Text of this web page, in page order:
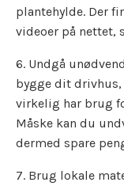
plantehylde. Der
videoer på nettet,
6. Undgå
bygge dit
virkelig har brug
Måske kan du
dermed spare
7. Brug lokale